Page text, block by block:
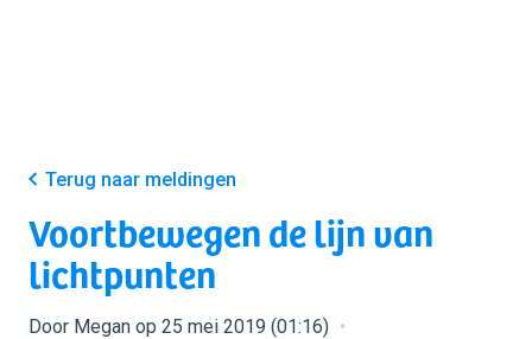
Terug naar meldingen
Voortbewegen de lijn van
lichtpunten
Door Megan op 25 mei 2019 (01:16)